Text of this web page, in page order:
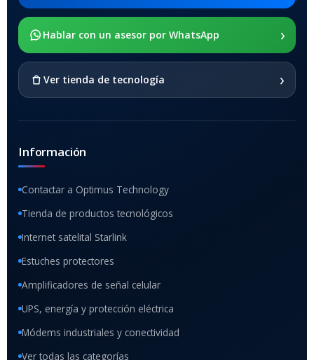
SOPORTE DE APOYO
Hablar con un asesor por WhatsApp ›
Ver tienda de tecnología ›
Información
Contactar a Optimus Technology
Tienda de productos tecnológicos
Internet satelital Starlink
Estuches protectores
Amplificadores de señal celular
UPS, energía y protección eléctrica
Módems industriales y conectividad
Ver todas las categorías